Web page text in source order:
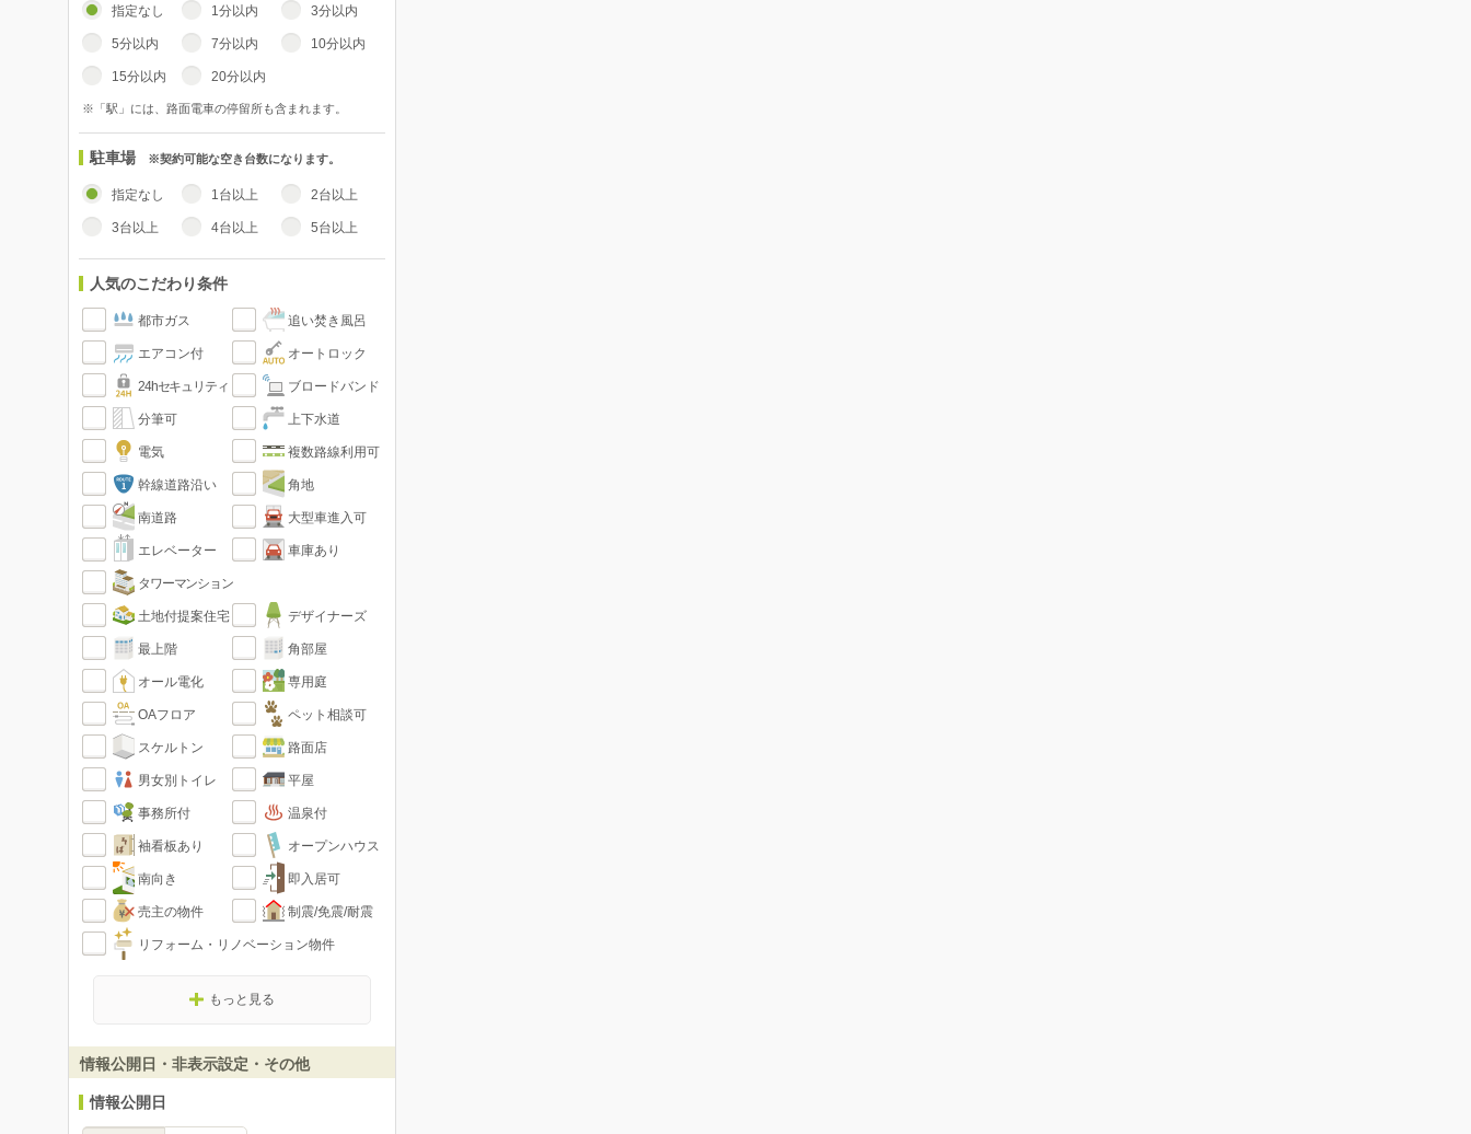
指定なし 1分以内 3分以内
5分以内 7分以内 10分以内
15分以内 20分以内
※「駅」には、路面電車の停留所も含まれます。
駐車場 ※契約可能な空き台数になります。
指定なし 1台以上 2台以上
3台以上 4台以上 5台以上
人気のこだわり条件
都市ガス 追い焚き風呂
エアコン付 オートロック
24hセキュリティ ブロードバンド
分筆可 上下水道
電気 複数路線利用可
幹線道路沿い 角地
南道路 大型車進入可
エレベーター 車庫あり
タワーマンション
土地付提案住宅 デザイナーズ
最上階 角部屋
オール電化 専用庭
OAフロア ペット相談可
スケルトン 路面店
男女別トイレ 平屋
事務所付 温泉付
袖看板あり オープンハウス
南向き 即入居可
売主の物件 制震/免震/耐震
リフォーム・リノベーション物件
もっと見る
情報公開日・非表示設定・その他
情報公開日